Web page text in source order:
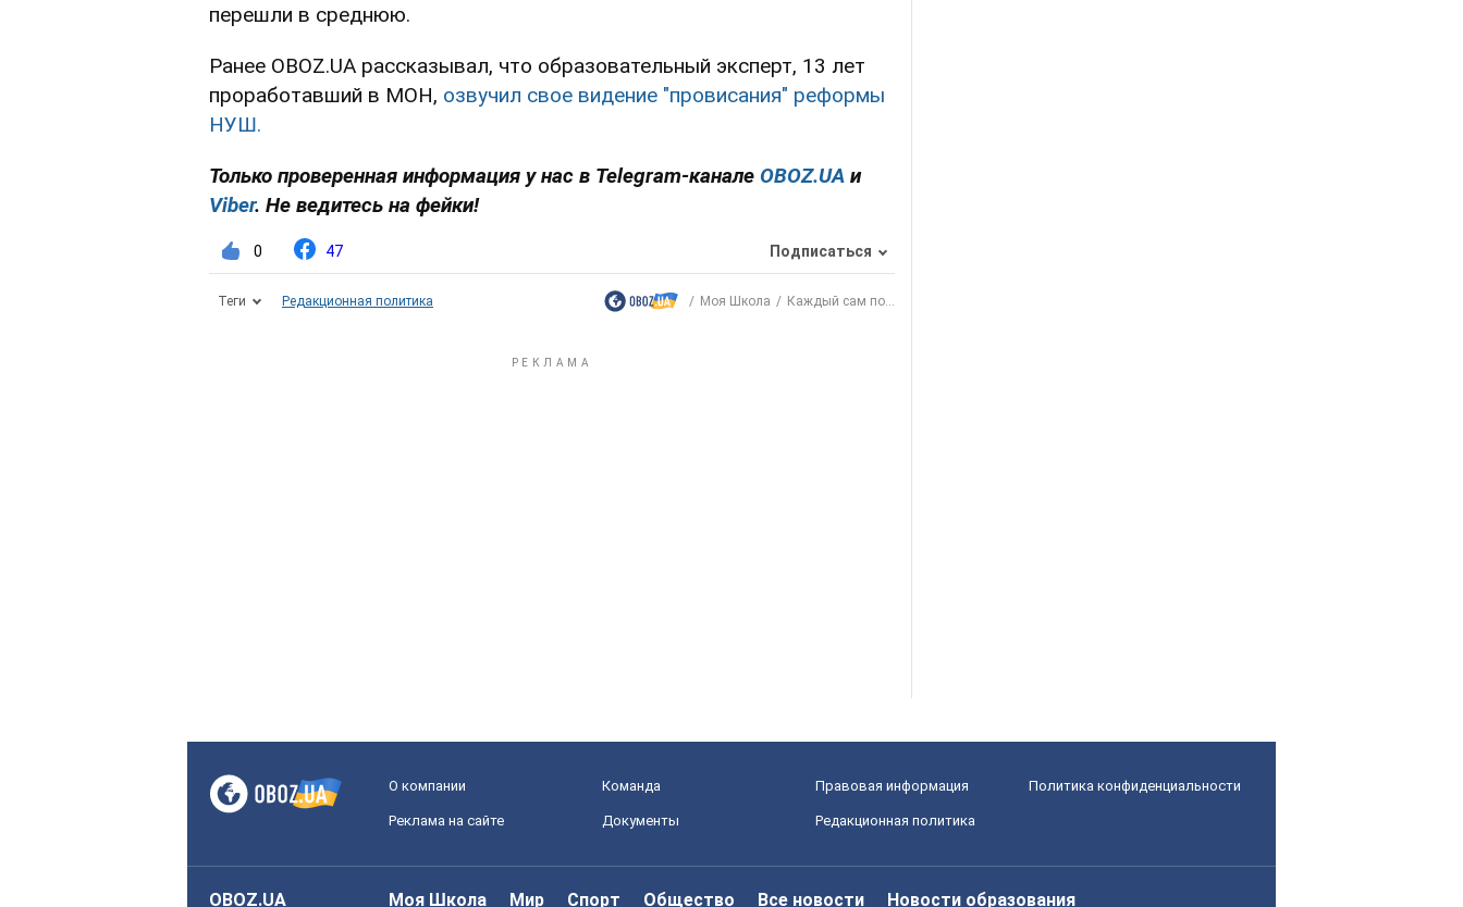
перешли в среднюю.
Ранее OBOZ.UA рассказывал, что образовательный эксперт, 13 лет
проработавший в МОН, озвучил свое видение "провисания" реформы
НУШ.
Только проверенная информация у нас в Telegram-канале OBOZ.UA и
Viber. Не ведитесь на фейки!
0 47 Подписаться
Теги Редакционная политика Моя Школа Каждый сам по...
О компании Команда Правовая информация Политика конфиденциальности
Реклама на сайте Документы Редакционная политика
OBOZ.UA Моя Школа Мир Спорт Общество Все новости Новости образования